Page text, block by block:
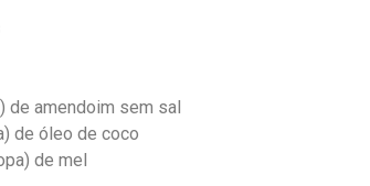
de amendoim sem sal
de óleo de coco
de mel